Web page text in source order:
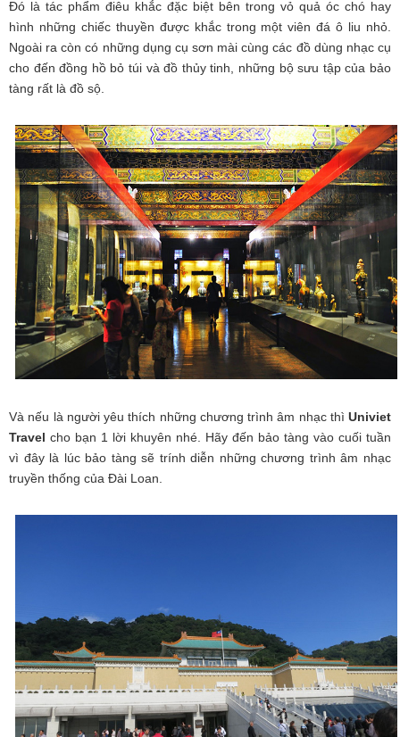
Đó là tác phẩm điêu khắc đặc biệt bên trong vỏ quả óc chó hay
hình những chiếc thuyền được khắc trong một viên đá ô liu nhỏ.
Ngoài ra còn có những dụng cụ sơn mài cùng các đồ dùng nhạc cụ
cho đến đồng hồ bỏ túi và đồ thủy tinh, những bộ sưu tập của bảo
tàng rất là đồ sộ.
Và nếu là người yêu thích những chương trình âm nhạc thì Univiet
Travel cho bạn 1 lời khuyên nhé. Hãy đến bảo tàng vào cuối tuần
vì đây là lúc bảo tàng sẽ trính diễn những chương trình âm nhạc
truyền thống của Đài Loan.